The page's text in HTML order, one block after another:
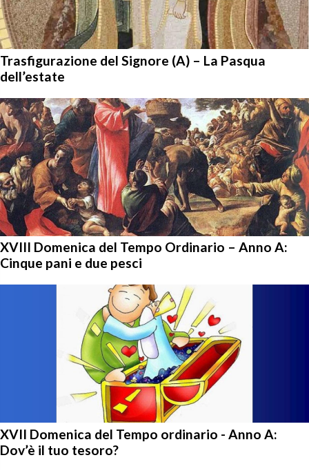
Trasfigurazione del Signore (A) – La Pasqua
dell’estate
XVIII Domenica del Tempo Ordinario – Anno A:
Cinque pani e due pesci
XVII Domenica del Tempo ordinario - Anno A:
Dov’è il tuo tesoro?